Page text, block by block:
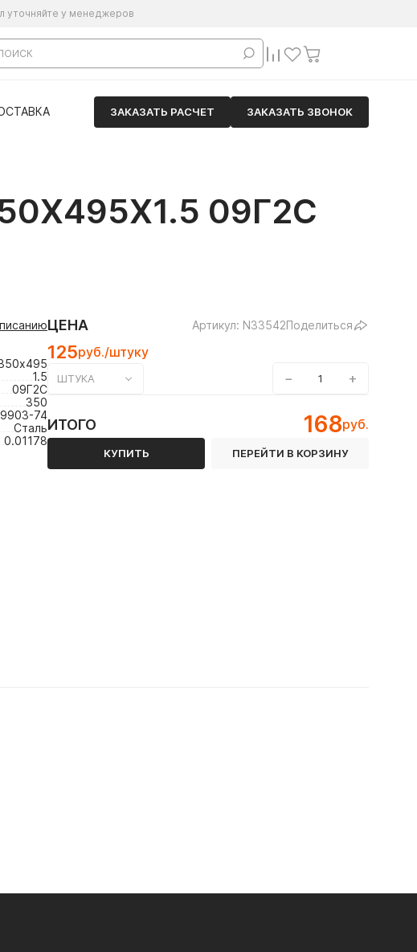
уточняйте у менеджеров
ЗАКАЗАТЬ РАСЧЕТ ЗАКАЗАТЬ ЗВОНОК
09Г2С
1.5
09Г2С
350
74
Сталь
0.01178
ЦЕНА Артикул: N33542Поделиться
125руб./штуку
ШТУКА − +
ИТОГО 168руб.
КУПИТЬ ПЕРЕЙТИ В КОРЗИНУ